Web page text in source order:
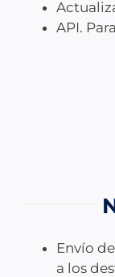
API.
Envío
a los